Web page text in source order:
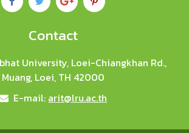
Contact
University, Loei-Chiangkhan Rd.,
Muang, Loei, TH 42000
E-mail: arit@lru.ac.th